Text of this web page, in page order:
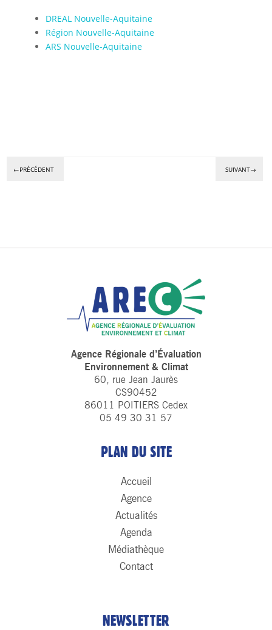
DREAL Nouvelle-Aquitaine
Région Nouvelle-Aquitaine
ARS Nouvelle-Aquitaine
←PRÉCÉDENT SUIVANT→
Agence Régionale d’Évaluation
Environnement & Climat
60, rue Jean Jaurès
CS90452
86011 POITIERS Cedex
05 49 30 31 57
PLAN DU SITE
Accueil
Agence
Actualités
Agenda
Médiathèque
Contact
NEWSLETTER